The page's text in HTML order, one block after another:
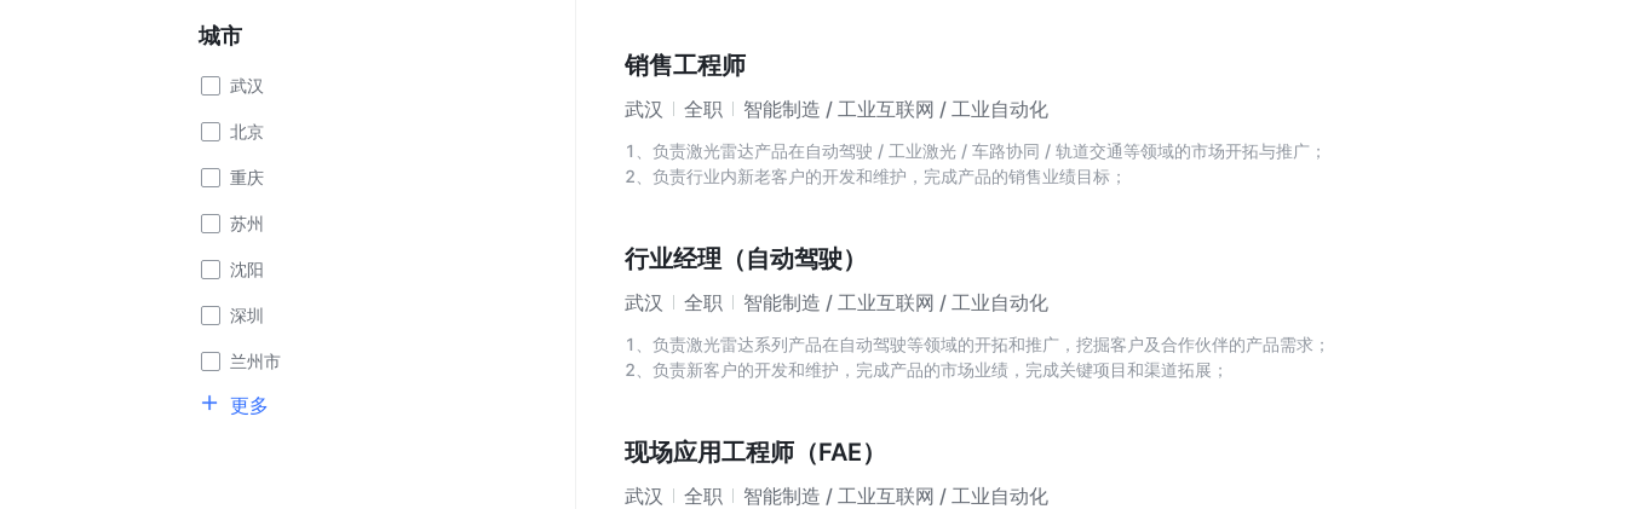
城市
武汉
北京
重庆
苏州
沈阳
深圳
兰州市
更多
司智慧城市、智慧交通信息化业务的口碑及区域影响力
3、定期对市场营销环境、目标、计划、业务活动进行核查分析，及时调整营销策略和计划，制定预防和纠
正错失，保证完成营销目标和营销计划。
务谈判等流程，支持事业部高效达成业绩。
5、打通客户各个环节，挖掘引导需求，创造商业机会。
销售工程师
武汉 全职 智能制造 / 工业互联网 / 工业自动化
1、负责激光雷达产品在自动驾驶 / 工业激光 / 车路协同 / 轨道交通等领域的市场开拓与推广；
2、负责行业内新老客户的开发和维护，完成产品的销售业绩目标；
行业经理（自动驾驶）
武汉 全职 智能制造 / 工业互联网 / 工业自动化
1、负责激光雷达系列产品在自动驾驶等领域的开拓和推广，挖掘客户及合作伙伴的产品需求；
2、负责新客户的开发和维护，完成产品的市场业绩，完成关键项目和渠道拓展；
5、撰写活动方案，筹备活动物料，组织活动实施和管理，并对活动效果进行跟踪、评估和分析。
现场应用工程师（FAE）
武汉 全职 智能制造 / 工业互联网 / 工业自动化